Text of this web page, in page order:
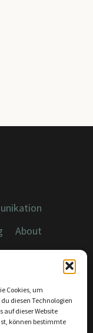
Cookies, um
diesen Technologien
dieser Website
können bestimmte
About